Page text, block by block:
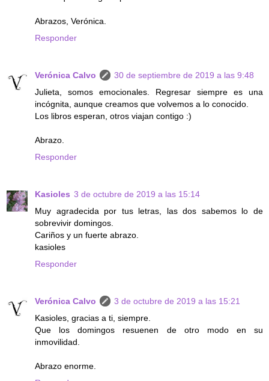
Abrazos, Verónica.
Responder
Verónica Calvo
30 de septiembre de 2019 a las 9:48
Julieta, somos emocionales. Regresar siempre es una
incógnita, aunque creamos que volvemos a lo conocido.
Los libros esperan, otros viajan contigo :)
Abrazo.
Responder
Kasioles 3 de octubre de 2019 a las 15:14
Muy agradecida por tus letras, las dos sabemos lo de
sobrevivir domingos.
Cariños y un fuerte abrazo.
kasioles
Responder
Verónica Calvo
3 de octubre de 2019 a las 15:21
Kasioles, gracias a ti, siempre.
Que los domingos resuenen de otro modo en su
inmovilidad.
Abrazo enorme.